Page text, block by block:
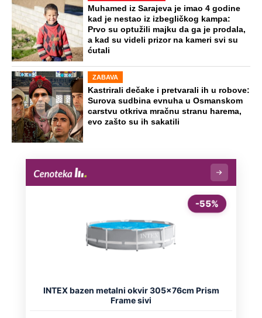
Muhamed iz Sarajeva je imao 4 godine
kad je nestao iz izbegličkog kampa:
Prvo su optužili majku da ga je prodala,
a kad su videli prizor na kameri svi su
ćutali
ZABAVA
Kastrirali dečake i pretvarali ih u robove:
Surova sudbina evnuha u Osmanskom
carstvu otkriva mračnu stranu harema,
evo zašto su ih sakatili